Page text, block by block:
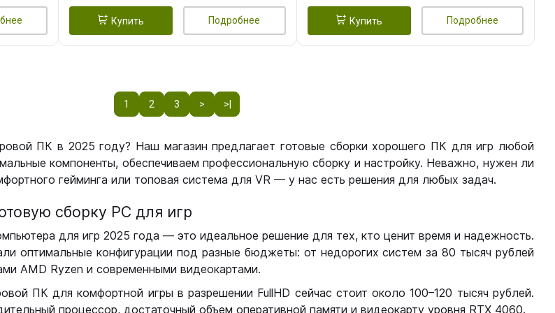
Купить Подробнее Купить Подробнее
1 2 3 > >|
ПК в 2025 году? Наш магазин предлагает готовые сборки хорошего ПК для игр любой
компоненты, обеспечиваем профессиональную сборку и настройку. Неважно, нужен ли
гейминга или топовая система для VR — у нас есть решения для любых задач.
сборку РС для игр
для игр 2025 года — это идеальное решение для тех, кто ценит время и надежность.
оптимальные конфигурации под разные бюджеты: от недорогих систем за 80 тысяч рублей
AMD Ryzen и современными видеокартами.
ПК для комфортной игры в разрешении FullHD сейчас стоит около 100–120 тысяч рублей.
процессор, достаточный объем оперативной памяти и видеокарту уровня RTX 4060.